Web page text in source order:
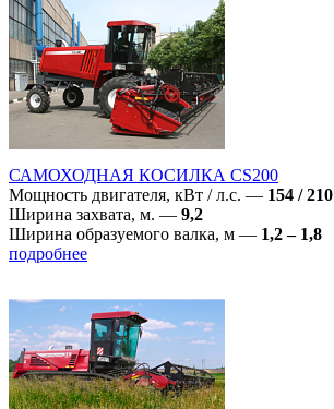
САМОХОДНАЯ КОСИЛКА CS200
Мощность двигателя, кВт / л.с. — 154 / 210
Ширина захвата, м. — 9,2
Ширина образуемого валка, м — 1,2 – 1,8
подробнее